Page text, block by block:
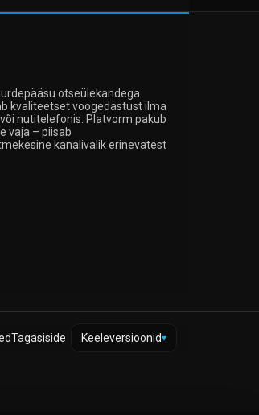
otseülekandega
kvaliteetset voogedastust ilma
nutitelefonis. Platvorm pakub
vaja – piisab
kanalivalik erinevatest
Tagasiside Keeleversioonid▾